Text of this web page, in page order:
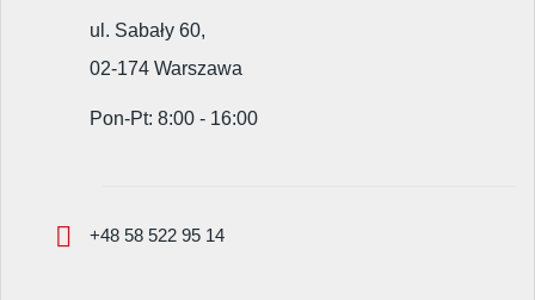
ul. Sabały 60,
02-174 Warszawa
Pon-Pt: 8:00 - 16:00
+48 58 522 95 14